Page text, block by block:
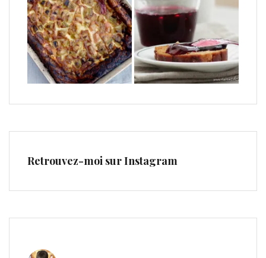
Retrouvez-moi sur Instagram